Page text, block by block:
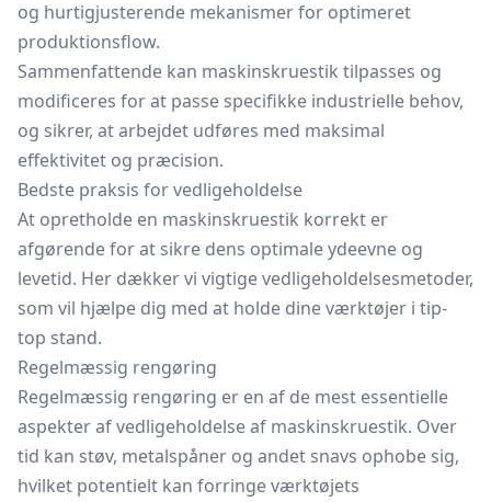
og hurtigjusterende mekanismer for optimeret
produktionsflow.
Sammenfattende kan maskinskruestik tilpasses og
modificeres for at passe specifikke industrielle behov,
og sikrer, at arbejdet udføres med maksimal
effektivitet og præcision.
Bedste praksis for vedligeholdelse
At opretholde en maskinskruestik korrekt er
afgørende for at sikre dens optimale ydeevne og
levetid. Her dækker vi vigtige vedligeholdelsesmetoder,
som vil hjælpe dig med at holde dine værktøjer i tip-
top stand.
Regelmæssig rengøring
Regelmæssig rengøring er en af de mest essentielle
aspekter af vedligeholdelse af maskinskruestik. Over
tid kan støv, metalspåner og andet snavs ophobe sig,
hvilket potentielt kan forringe værktøjets